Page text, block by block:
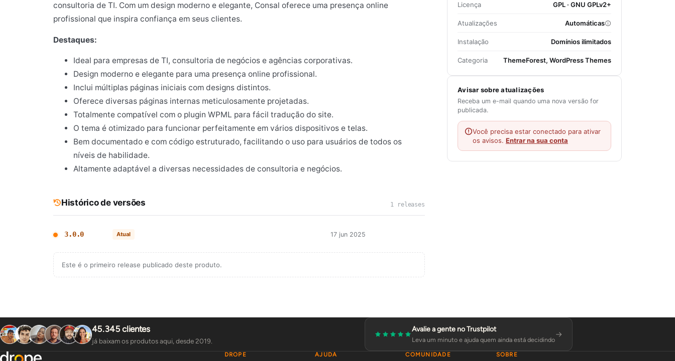
consultoria de TI. Com um design moderno e elegante, Consal oferece uma presença online
profissional que inspira confiança em seus clientes.
Destaques:
Ideal para empresas de TI, consultoria de negócios e agências corporativas.
Design moderno e elegante para uma presença online profissional.
Inclui múltiplas páginas iniciais com designs distintos.
Oferece diversas páginas internas meticulosamente projetadas.
Totalmente compatível com o plugin WPML para fácil tradução do site.
O tema é otimizado para funcionar perfeitamente em vários dispositivos e telas.
Bem documentado e com código estruturado, facilitando o uso para usuários de todos os
níveis de habilidade.
Altamente adaptável a diversas necessidades de consultoria e negócios.
Histórico de versões 1 releases
3.0.0 Atual 17 jun 2025
Este é o primeiro release publicado deste produto.
Licença GPL · GNU GPLv2+
Atualizações Automáticas
Instalação Domínios ilimitados
Categoria ThemeForest, WordPress Themes
Avisar sobre atualizações
Receba um e-mail quando uma nova versão for
publicada.
Você precisa estar conectado para ativar
os avisos. Entrar na sua conta
45.345 clientes
já baixam os produtos aqui, desde 2019.
Avalie a gente no Trustpilot
Leva um minuto e ajuda quem ainda está decidindo
DROPE AJUDA COMUNIDADE SOBRE